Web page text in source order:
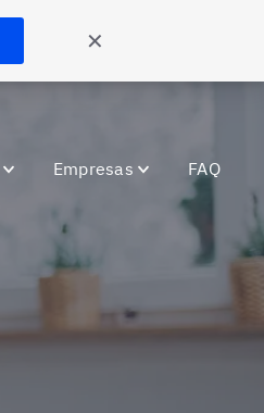
✕
Empresas FAQ